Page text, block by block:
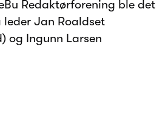
Redaktørforening ble det
Jan Roaldset
og Ingunn Larsen